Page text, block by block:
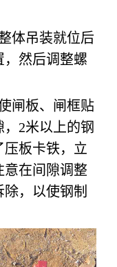
体吊装就位后
然后调整螺
闸板、闸框贴
2米以上的钢
板卡铁，立
在间隙调整
，以使钢制